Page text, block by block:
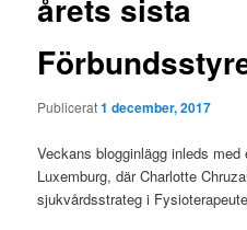
årets sista
Publicerat1 december, 2017
Veckans blogginlägg inleds
Luxemburg, där Charlotte
sjukvårdsstrateg i